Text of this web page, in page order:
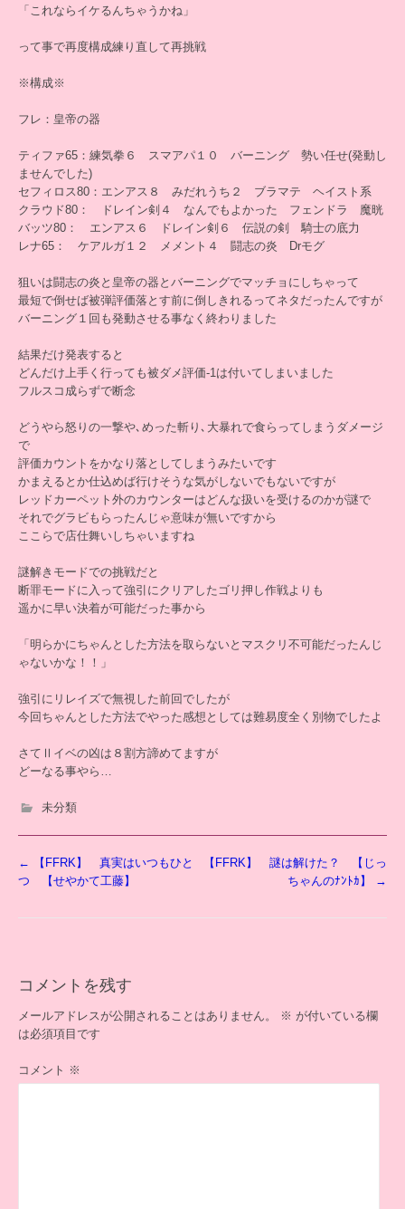
「これならイケるんちゃうかね」
って事で再度構成練り直して再挑戦
※構成※
フレ：皇帝の器
ティファ65：練気拳６ スマアパ１０ バーニング 勢い任せ(発動し
ませんでした)
セフィロス80：エンアス８ みだれうち２ ブラマテ ヘイスト系
クラウド80： ドレイン剣４ なんでもよかった フェンドラ 魔晄
バッツ80： エンアス６ ドレイン剣６ 伝説の剣 騎士の底力
レナ65： ケアルガ１２ メメント４ 闘志の炎 Drモグ
狙いは闘志の炎と皇帝の器とバーニングでマッチョにしちゃって
最短で倒せば被弾評価落とす前に倒しきれるってネタだったんですが
バーニング１回も発動させる事なく終わりました
結果だけ発表すると
どんだけ上手く行っても被ダメ評価-1は付いてしまいました
フルスコ成らずで断念
どうやら怒りの一撃や､めった斬り､大暴れで食らってしまうダメージ
で
評価カウントをかなり落としてしまうみたいです
かまえるとか仕込めば行けそうな気がしないでもないですが
レッドカーペット外のカウンターはどんな扱いを受けるのかが謎で
それでグラビもらったんじゃ意味が無いですから
ここらで店仕舞いしちゃいますね
謎解きモードでの挑戦だと
断罪モードに入って強引にクリアしたゴリ押し作戦よりも
遥かに早い決着が可能だった事から
「明らかにちゃんとした方法を取らないとマスクリ不可能だったんじ
ゃないかな！！」
強引にリレイズで無視した前回でしたが
今回ちゃんとした方法でやった感想としては難易度全く別物でしたよ
さてⅡイベの凶は８割方諦めてますが
どーなる事やら…
未分類
投
稿
ビ
シ
ョ
ン
←
【FFRK】 真実はいつもひと
つ 【せやかて工藤】
【FFRK】 謎は解けた？ 【じっ
ちゃんのﾅﾝﾄｶ】
→
コメントを残す
メールアドレスが公開されることはありません。 ※ が付いている欄
は必須項目です
コメント ※